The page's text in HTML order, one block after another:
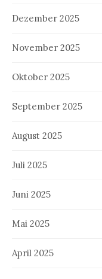
Dezember 2025
November 2025
Oktober 2025
September 2025
August 2025
Juli 2025
Juni 2025
Mai 2025
April 2025